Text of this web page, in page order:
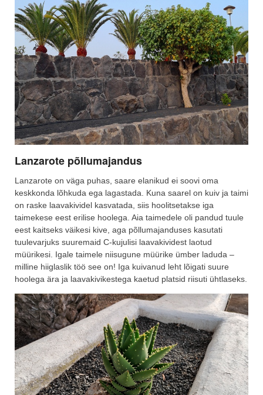
Lanzarote põllumajandus
Lanzarote on väga puhas, saare elanikud ei soovi oma
keskkonda lõhkuda ega lagastada. Kuna saarel on kuiv ja taimi
on raske laavakividel kasvatada, siis hoolitsetakse iga
taimekese eest erilise hoolega. Aia taimedele oli pandud tuule
eest kaitseks väikesi kive, aga põllumajanduses kasutati
tuulevarjuks suuremaid C-kujulisi laavakividest laotud
müürikesi. Igale taimele niisugune müürike ümber laduda –
milline hiiglaslik töö see on! Iga kuivanud leht lõigati suure
hoolega ära ja laavakivikestega kaetud platsid riisuti ühtlaseks.